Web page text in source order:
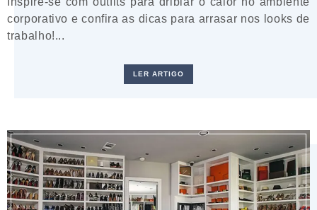
corporativo e confira as dicas para arrasar nos looks de
trabalho!...
LER ARTIGO